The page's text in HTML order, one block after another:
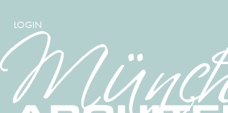
LOGIN